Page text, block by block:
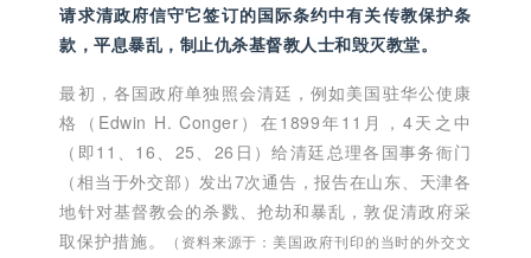
请求清政府信守它签订的国际条约中有关传教保护条
款，平息暴乱，制止仇杀基督教人士和毁灭教堂。
最初，各国政府单独照会清廷，例如美国驻华公使康
格（Edwin H. Conger）在1899年11月，4天之中
（即11、16、25、26日）给清廷总理各国事务衙门
（相当于外交部）发出7次通告，报告在山东、天津各
地针对基督教会的杀戮、抢劫和暴乱，敦促清政府采
取保护措施。
（资料来源于：美国政府刊印的当时的外交文